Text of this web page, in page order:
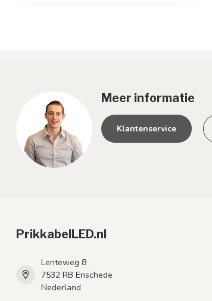
Meer informatie
Klantenservice
PrikkabelLED.nl
Lenteweg 8
7532 RB Enschede
Nederland